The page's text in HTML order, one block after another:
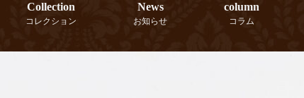
Collection
コレクション
News
お知らせ
column
コラム